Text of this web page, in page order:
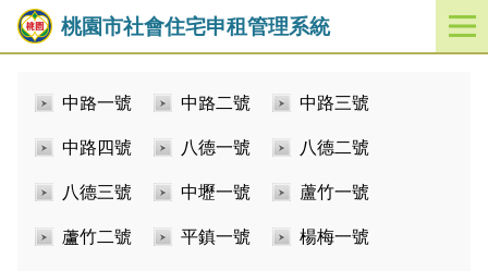
桃園市社會住宅申租管理系統
開
啟
中路一號 中路二號 中路三號
中路四號 八德一號 八德二號
八德三號 中壢一號 蘆竹一號
蘆竹二號 平鎮一號 楊梅一號